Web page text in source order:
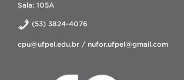
Sala: 105A
(53) 3824-4076
cpu@ufpel.edu.br / nufor.ufpel@gmail.com